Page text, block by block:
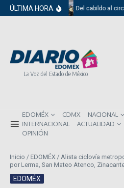
Saltar al contenido
ÚLTIMA HORA Del cabildo al
La Voz del Estado de México
EDOMÉX CDMX
NACIONAL
INTERNACIONAL
ACTUALIDAD
OPINIÓN
Inicio / EDOMÉX / Alista ciclovía
por Lerma, San Mateo Atenco,
EDOMÉX